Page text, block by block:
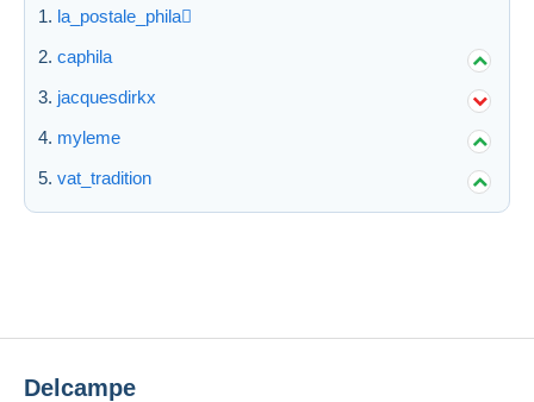
la_postale_phila
caphila
jacquesdirkx
myleme
vat_tradition
Delcampe